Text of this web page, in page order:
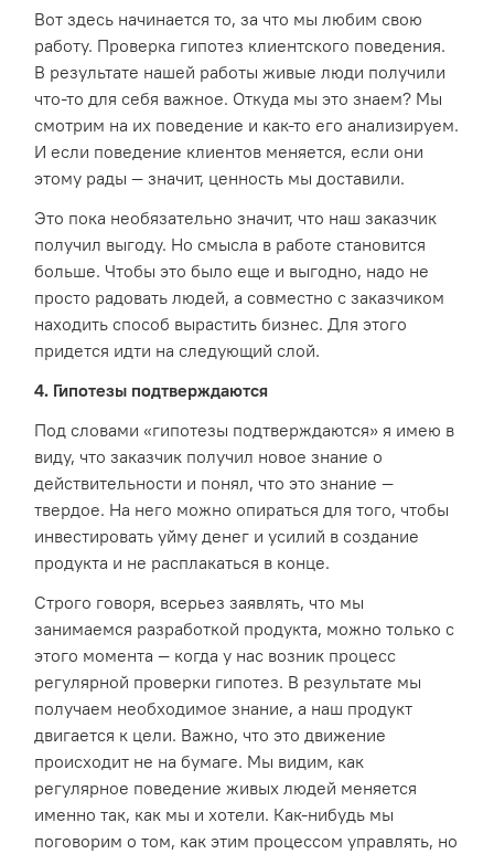
Вот здесь начинается то, за что мы любим свою
работу. Проверка гипотез клиентского поведения.
В результате нашей работы живые люди получили
что-то для себя важное. Откуда мы это знаем? Мы
смотрим на их поведение и как-то его анализируем.
И если поведение клиентов меняется, если они
этому рады — значит, ценность мы доставили.
Это пока необязательно значит, что наш заказчик
получил выгоду. Но смысла в работе становится
больше. Чтобы это было еще и выгодно, надо не
просто радовать людей, а совместно с заказчиком
находить способ вырастить бизнес. Для этого
придется идти на следующий слой.
4. Гипотезы подтверждаются
Под словами «гипотезы подтверждаются» я имею в
виду, что заказчик получил новое знание о
действительности и понял, что это знание —
твердое. На него можно опираться для того, чтобы
инвестировать уйму денег и усилий в создание
продукта и не расплакаться в конце.
Строго говоря, всерьез заявлять, что мы
занимаемся разработкой продукта, можно только с
этого момента — когда у нас возник процесс
регулярной проверки гипотез. В результате мы
получаем необходимое знание, а наш продукт
двигается к цели. Важно, что это движение
происходит не на бумаге. Мы видим, как
регулярное поведение живых людей меняется
именно так, как мы и хотели. Как-нибудь мы
поговорим о том, как этим процессом управлять, но